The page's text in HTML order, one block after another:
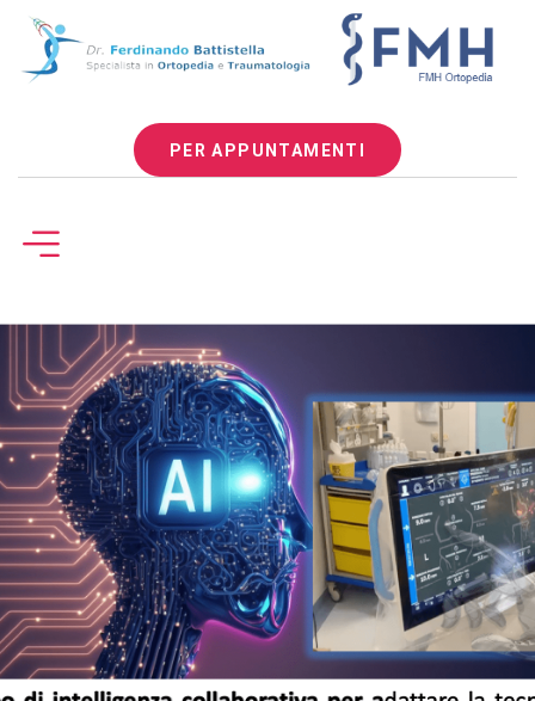
PER APPUNTAMENTI